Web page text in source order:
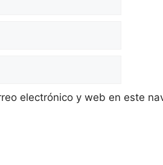
electrónico y web en este